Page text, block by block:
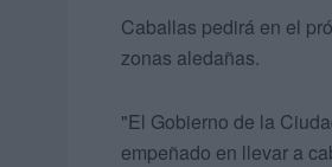
Caballas pedirá en el
zonas aledañas.
"El Gobierno de la
empeñado en llevar a